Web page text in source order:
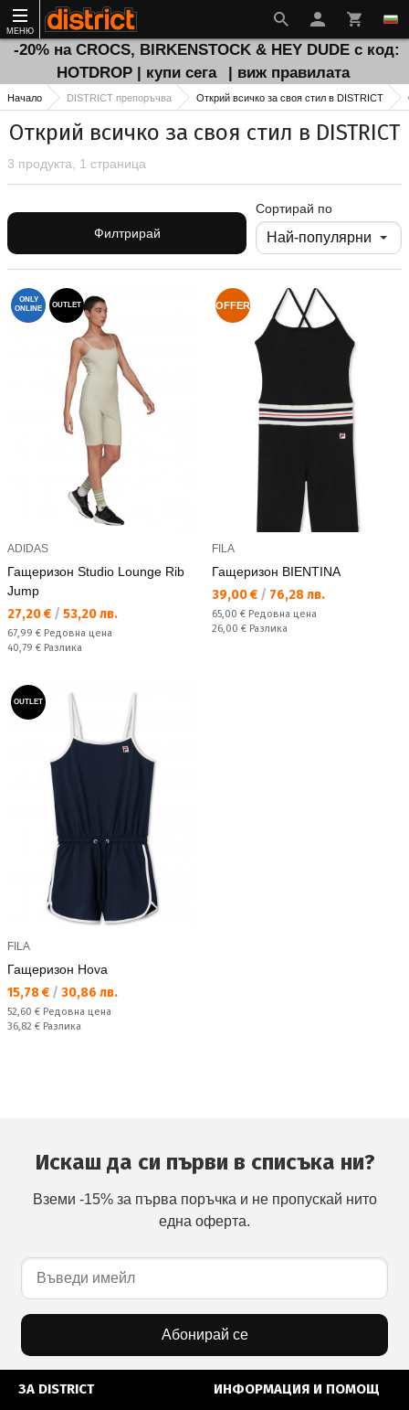
МЕНЮ
-20% на CROCS, BIRKENSTOCK & HEY DUDE с код:
HOTDROP | купи сега
| виж правилата
Начало DISTRICT препоръчва Открий всичко за своя стил в DISTRICT
Открий всичко за своя стил в DISTRICT
3 продукта, 1 страница
Филтрирай
Сортирай по
ONLY
ONLINE
OUTLET
ADIDAS
Гащеризон Studio Lounge Rib
Jump
Текуща цена:
27,20 € / 53,20 лв.
Редовна цена:
67,99 € Редовна цена
Спестявате:
40,79 € Разлика
OFFER
FILA
Гащеризон BIENTINA
Текуща цена:
39,00 € / 76,28 лв.
Редовна цена:
65,00 € Редовна цена
Спестявате:
26,00 € Разлика
OUTLET
FILA
Гащеризон Hova
Текуща цена:
15,78 € / 30,86 лв.
Редовна цена:
52,60 € Редовна цена
Спестявате:
36,82 € Разлика
Искаш да си първи в списъка ни?
Вземи -15% за първа поръчка и не пропускай нито
една оферта.
Абонирай се
ЗА DISTRICT ИНФОРМАЦИЯ И ПОМОЩ